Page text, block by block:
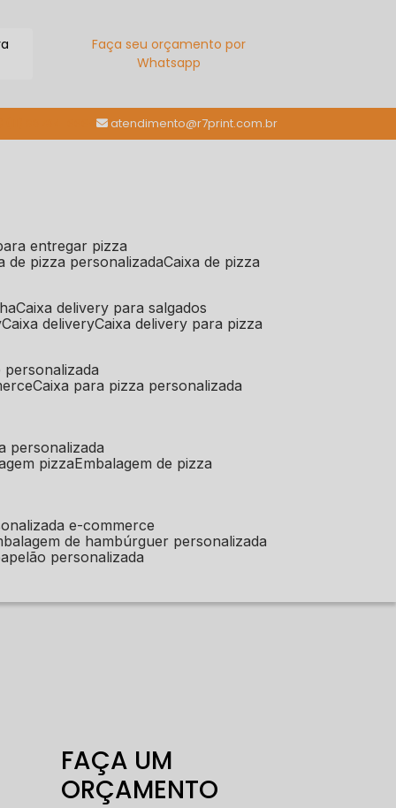
Faça seu orçamento por
Whatsapp
atendimento@r7print.com.br
entregar pizza
de pizza personalizada caixa de pizza
caixa delivery para salgados
caixa delivery caixa delivery para pizza
personalizada
caixa para pizza personalizada
personalizada
pizza embalagem de pizza
e-commerce
de hambúrguer personalizada
personalizada
FAÇA UM
ORÇAMENTO